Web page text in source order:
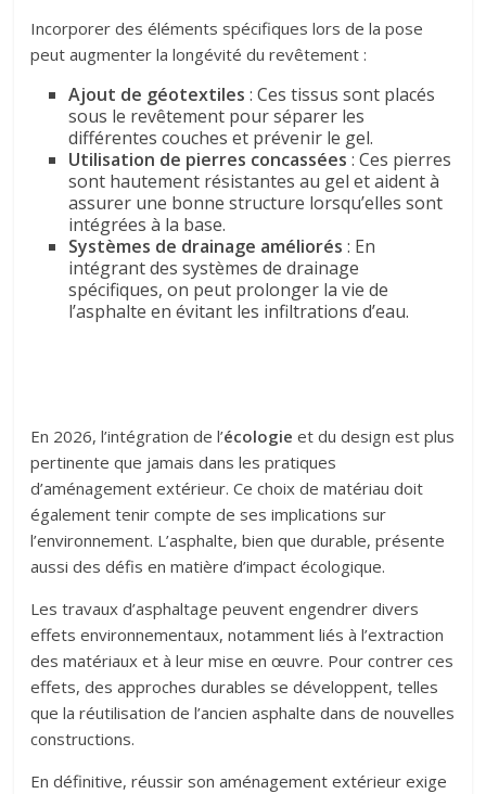
Incorporer des éléments spécifiques lors de la pose
peut augmenter la longévité du revêtement :
Ajout de géotextiles : Ces tissus sont placés
sous le revêtement pour séparer les
différentes couches et prévenir le gel.
Utilisation de pierres concassées : Ces pierres
sont hautement résistantes au gel et aident à
assurer une bonne structure lorsqu’elles sont
intégrées à la base.
Systèmes de drainage améliorés : En
intégrant des systèmes de drainage
spécifiques, on peut prolonger la vie de
l’asphalte en évitant les infiltrations d’eau.
En 2026, l’intégration de l’écologie et du design est plus
pertinente que jamais dans les pratiques
d’aménagement extérieur. Ce choix de matériau doit
également tenir compte de ses implications sur
l’environnement. L’asphalte, bien que durable, présente
aussi des défis en matière d’impact écologique.
Les travaux d’asphaltage peuvent engendrer divers
effets environnementaux, notamment liés à l’extraction
des matériaux et à leur mise en œuvre. Pour contrer ces
effets, des approches durables se développent, telles
que la réutilisation de l’ancien asphalte dans de nouvelles
constructions.
En définitive, réussir son aménagement extérieur exige